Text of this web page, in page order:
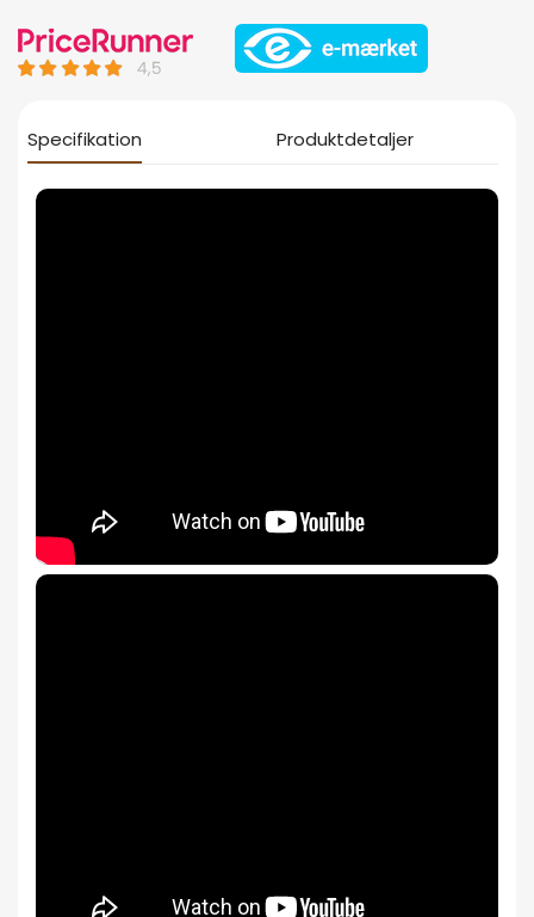
Specifikation Produktdetaljer